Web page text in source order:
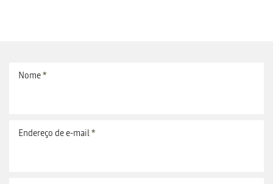
Nome*
Endereço de e-mail*